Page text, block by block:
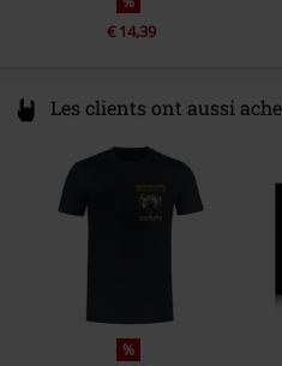
€ 14,39
Les clients ont aussi
%